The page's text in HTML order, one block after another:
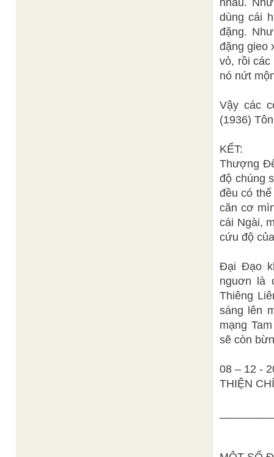
nhau.
dùng cái
đặng.
đặng gieo
vỏ, rồi
nó nứt
Vậy các
(1936)
KẾT:
Thượng
độ chúng
đều có
căn cơ
cái Ngài,
cứu độ
Đại Đạo
nguơn là
Thiêng
sáng lên
mạng
sẽ còn
08 – 12 -
THIỆN CHÍ